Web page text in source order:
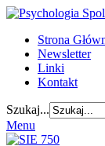
Strona
Newsletter
Linki
Kontakt
Szukaj...
Menu